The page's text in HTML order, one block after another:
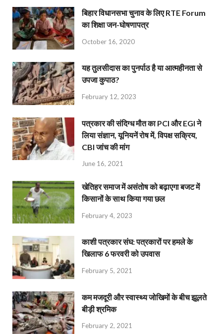
बिहार विधानसभा चुनाव के लिए RTE Forum
का शिक्षा जन-घोषणापत्र
October 16, 2020
यह तुलसीदास का पुनर्पाठ है या आत्महीनता से
उपजा कुपाठ?
February 12, 2023
पत्रकार की संदिग्ध मौत का PCI और EGI ने
लिया संज्ञान, यूनियनें रोष में, विपक्ष सक्रिय,
CBI जांच की मांग
June 16, 2021
खेतिहर समाज में असंतोष को बढ़ाएगा बजट में
किसानों के साथ किया गया छल
February 4, 2023
काशी पत्रकार संघ: पत्रकारों पर हमले के
खिलाफ 6 फरवरी को उपवास
February 5, 2021
कम मजदूरी और स्वास्थ्य जोखिमों के बीच झूलते
बीड़ी श्रमिक
February 2, 2021